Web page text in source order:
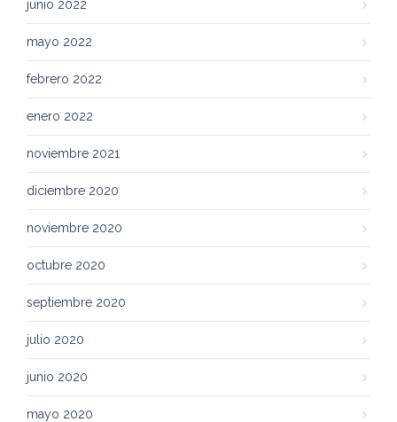
junio 2022
mayo 2022
febrero 2022
enero 2022
noviembre 2021
diciembre 2020
noviembre 2020
octubre 2020
septiembre 2020
julio 2020
junio 2020
mayo 2020